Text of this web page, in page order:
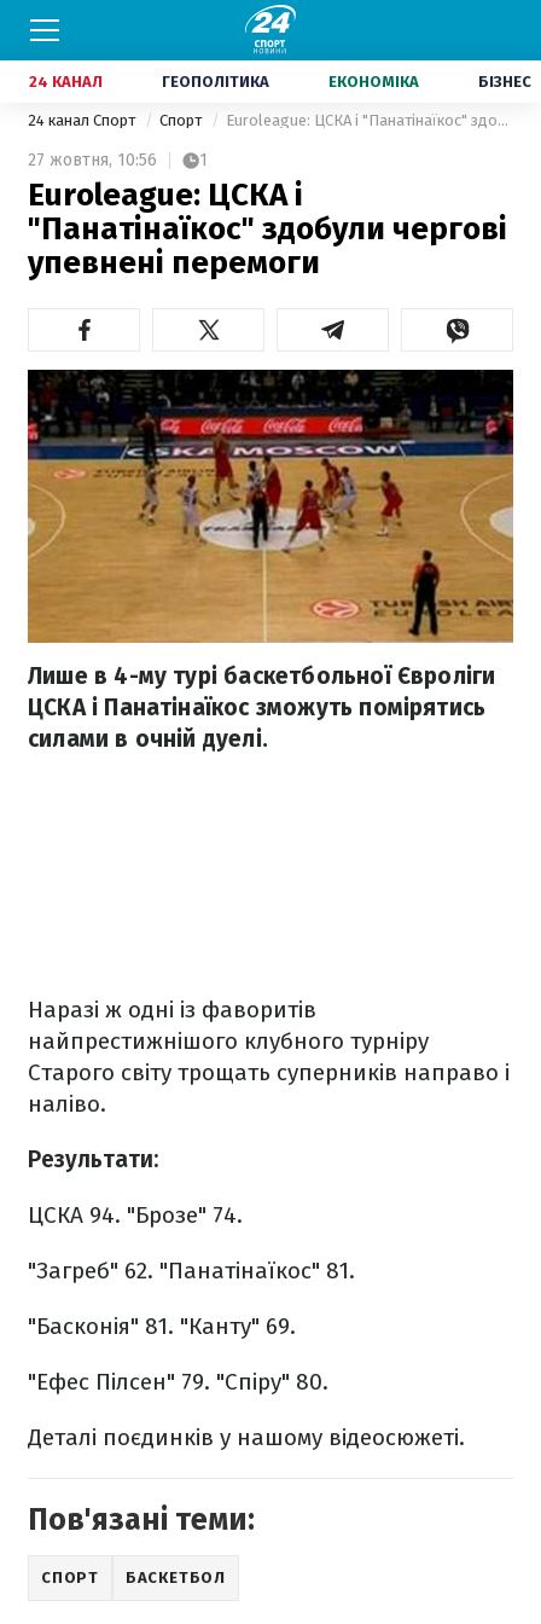
24 КАНАЛ ГЕОПОЛІТИКА ЕКОНОМІКА БІЗНЕС
24 канал Спорт Спорт Euroleague: ЦСКА і "Панатінаїкос" здобули чергові упевнені перемоги
27 жовтня, 10:56 1
Euroleague: ЦСКА і
"Панатінаїкос" здобули чергові
упевнені перемоги
Лише в 4-му турі баскетбольної Євроліги
ЦСКА і Панатінаїкос зможуть помірятись
силами в очній дуелі.
Наразі ж одні із фаворитів
найпрестижнішого клубного турніру
Старого світу трощать суперників направо і
наліво.
Результати:
ЦСКА 94. "Брозе" 74.
"Загреб" 62. "Панатінаїкос" 81.
"Басконія" 81. "Канту" 69.
"Ефес Пілсен" 79. "Спіру" 80.
Деталі поєдинків у нашому відеосюжеті.
Пов'язані теми:
СПОРТ БАСКЕТБОЛ